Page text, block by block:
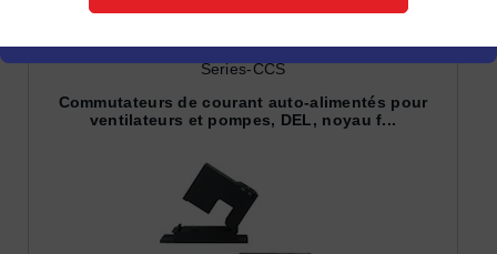
Series-CCS
Commutateurs de courant auto-alimentés pour
ventilateurs et pompes, DEL, noyau f...